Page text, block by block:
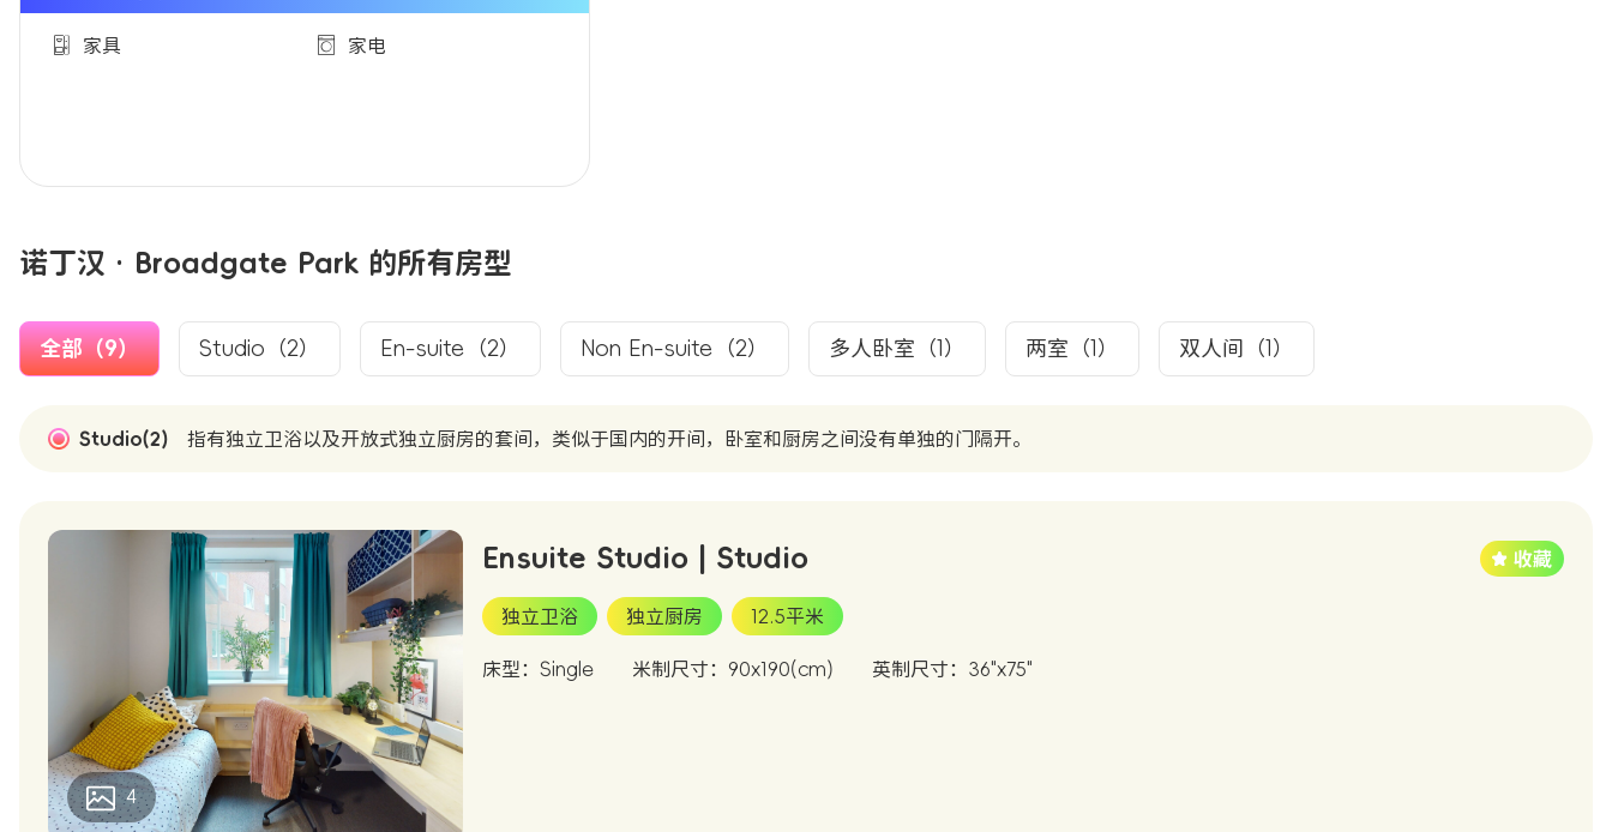
家具 家电
诺丁汉 · Broadgate Park 的所有房型
全部（9） Studio（2） En-suite（2） Non En-suite（2） 多人卧室（1） 两室（1） 双人间（1）
Studio(2) 指有独立卫浴以及开放式独立厨房的套间，类似于国内的开间，卧室和厨房之间没有单独的门隔开。
4
Ensuite Studio | Studio
独立卫浴 独立厨房 12.5平米
床型：Single 米制尺寸：90x190(cm) 英制尺寸：36"x75"